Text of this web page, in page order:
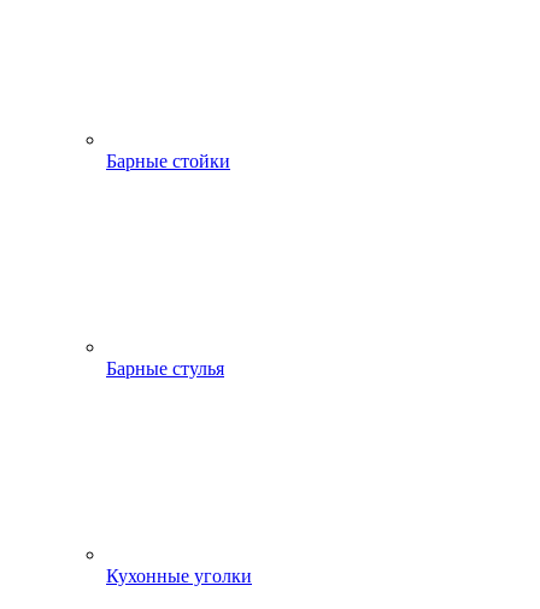
Барные стойки
Барные стулья
Кухонные уголки